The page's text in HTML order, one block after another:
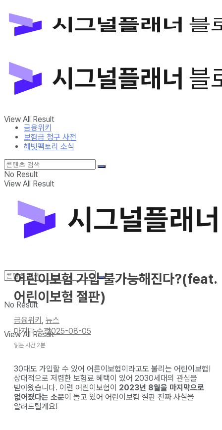
보험금 청구 사전
해빗팩토리 소식
View All Result
금융위키
보험금 청구 사전
해빗팩토리 소식
No Result
View All Result
No Result
View All Result
어린이보험 가입 불가능해진다?(feat.
어린이보험 절판)
금융위키
뉴스
2025-08-05
읽는 시간 2분
30대도 가입할 수 있어 어른이보험이라고도 불리는 어린이보험!
상대적으로 저렴한 보험료 혜택이 있어 2030세대의 관심을
받아왔습니다. 이런 어린이보험이 2023년 8월을 마지막으로
없어졌다는 소문이 돌고 있어 어린이보험 절판 진짜 사실을
알려드릴게요!